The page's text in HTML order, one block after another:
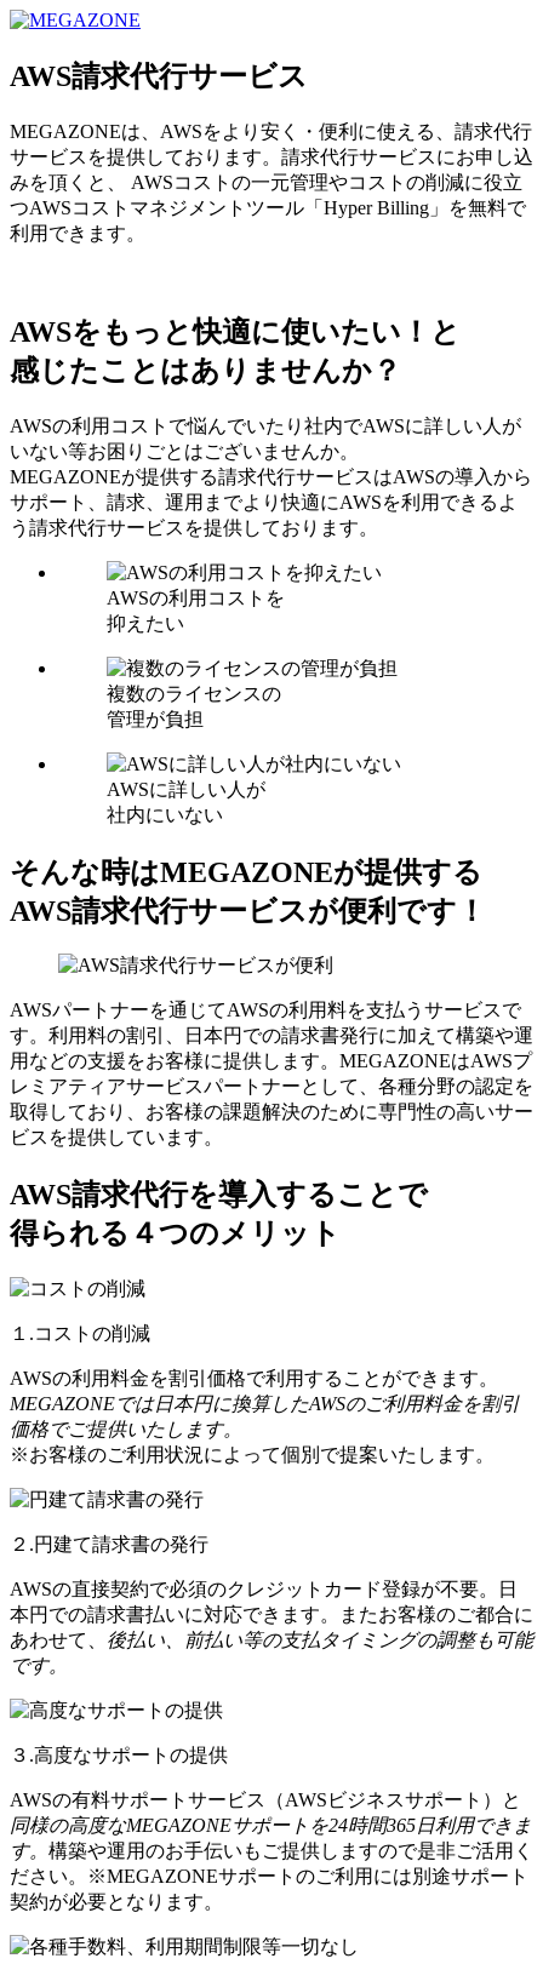
AWS請求代行サービス
MEGAZONEは、AWSをより安く・便利に使える、請求代行
サービスを提供しております。請求代行サービスにお申し込
みを頂くと、 AWSコストの一元管理やコストの削減に役立
つAWSコストマネジメントツール「Hyper Billing」を無料で
利用できます。
AWSをもっと快適に使いたい！と
感じたことはありませんか？
AWSの利用コストで悩んでいたり社内でAWSに詳しい人が
いない等お困りごとはございませんか。
MEGAZONEが提供する請求代行サービスはAWSの導入から
サポート、請求、運用までより快適にAWSを利用できるよ
う請求代行サービスを提供しております。
AWSの利用コストを
抑えたい
複数のライセンスの
管理が負担
AWSに詳しい人が
社内にいない
そんな時はMEGAZONEが提供する
AWS請求代行サービスが便利です！
AWSパートナーを通じてAWSの利用料を支払うサービスで
す。利用料の割引、日本円での請求書発行に加えて構築や運
用などの支援をお客様に提供します。MEGAZONEはAWSプ
レミアティアサービスパートナーとして、各種分野の認定を
取得しており、お客様の課題解決のために専門性の高いサー
ビスを提供しています。
AWS請求代行を導入することで
得られる４つのメリット
１.コストの削減
AWSの利用料金を割引価格で利用することができます。
MEGAZONEでは日本円に換算したAWSのご利用料金を割引
価格でご提供いたします。
※お客様のご利用状況によって個別で提案いたします。
２.円建て請求書の発行
AWSの直接契約で必須のクレジットカード登録が不要。日
本円での請求書払いに対応できます。またお客様のご都合に
あわせて、 後払い、前払い等の支払タイミングの調整も可能
です。
３.高度なサポートの提供
AWSの有料サポートサービス（AWSビジネスサポート）と
同様の高度なMEGAZONEサポートを24時間365日利用できま
す。 構築や運用のお手伝いもご提供しますので是非ご活用く
ださい。※MEGAZONEサポートのご利用には別途サポート
契約が必要となります。